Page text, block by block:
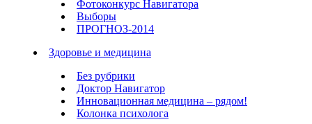
Фотоконкурс Навигатора
Выборы
ПРОГНОЗ-2014
Здоровье и медицина
Без рубрики
Доктор Навигатор
Инновационная медицина – рядом!
Колонка психолога